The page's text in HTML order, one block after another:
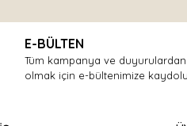
Yorum Yaz
E-BÜLTEN
Tüm kampanya ve
olmak için e-bültenimize